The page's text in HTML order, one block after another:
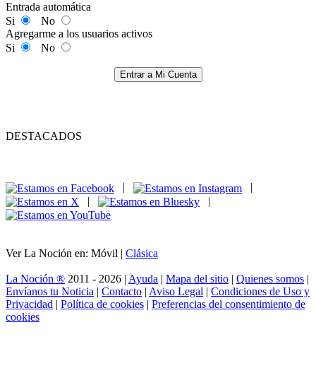
Entrada automática
Si
No
Agregarme a los usuarios activos
Si
No
Entrar a Mi Cuenta
DESTACADOS
|
|
Ver La Noción en: Móvil | Clásica
La Noción ® 2011 - 2026 | Ayuda | Mapa del sitio | Quienes somos |
Envíanos tu Noticia | Contacto | Aviso Legal | Condiciones de Uso y
Privacidad | Política de cookies | Preferencias del consentimiento de
cookies